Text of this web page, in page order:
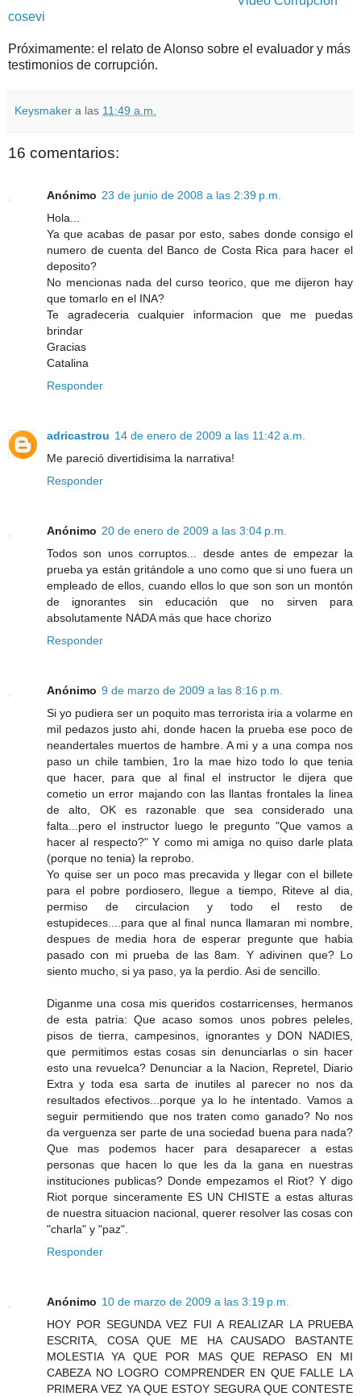
cosevi
Próximamente: el relato de Alonso sobre el evaluador y más
testimonios de corrupción.
Keysmaker a las 11:49 a.m.
16 comentarios:
Anónimo 23 de junio de 2008 a las 2:39 p.m.
Hola...
Ya que acabas de pasar por esto, sabes donde consigo el
numero de cuenta del Banco de Costa Rica para hacer el
deposito?
No mencionas nada del curso teorico, que me dijeron hay
que tomarlo en el INA?
Te agradeceria cualquier informacion que me puedas
brindar
Gracias
Catalina
Responder
adricastrou 14 de enero de 2009 a las 11:42 a.m.
Me pareció divertidisima la narrativa!
Responder
Anónimo 20 de enero de 2009 a las 3:04 p.m.
Todos son unos corruptos... desde antes de empezar la
prueba ya están gritándole a uno como que si uno fuera un
empleado de ellos, cuando ellos lo que son son un montón
de ignorantes sin educación que no sirven para
absolutamente NADA más que hace chorizo
Responder
Anónimo 9 de marzo de 2009 a las 8:16 p.m.
Si yo pudiera ser un poquito mas terrorista iria a volarme en
mil pedazos justo ahi, donde hacen la prueba ese poco de
neandertales muertos de hambre. A mi y a una compa nos
paso un chile tambien, 1ro la mae hizo todo lo que tenia
que hacer, para que al final el instructor le dijera que
cometio un error majando con las llantas frontales la linea
de alto, OK es razonable que sea considerado una
falta...pero el instructor luego le pregunto "Que vamos a
hacer al respecto?" Y como mi amiga no quiso darle plata
(porque no tenia) la reprobo.
Yo quise ser un poco mas precavida y llegar con el billete
para el pobre pordiosero, llegue a tiempo, Riteve al dia,
permiso de circulacion y todo el resto de
estupideces....para que al final nunca llamaran mi nombre,
despues de media hora de esperar pregunte que habia
pasado con mi prueba de las 8am. Y adivinen que? Lo
siento mucho, si ya paso, ya la perdio. Asi de sencillo.
Diganme una cosa mis queridos costarricenses, hermanos
de esta patria: Que acaso somos unos pobres peleles,
pisos de tierra, campesinos, ignorantes y DON NADIES,
que permitimos estas cosas sin denunciarlas o sin hacer
esto una revuelca? Denunciar a la Nacion, Repretel, Diario
Extra y toda esa sarta de inutiles al parecer no nos da
resultados efectivos...porque ya lo he intentado. Vamos a
seguir permitiendo que nos traten como ganado? No nos
da verguenza ser parte de una sociedad buena para nada?
Que mas podemos hacer para desaparecer a estas
personas que hacen lo que les da la gana en nuestras
instituciones publicas? Donde empezamos el Riot? Y digo
Riot porque sinceramente ES UN CHISTE a estas alturas
de nuestra situacion nacional, querer resolver las cosas con
"charla" y "paz".
Responder
Anónimo 10 de marzo de 2009 a las 3:19 p.m.
HOY POR SEGUNDA VEZ FUI A REALIZAR LA PRUEBA
ESCRITA, COSA QUE ME HA CAUSADO BASTANTE
MOLESTIA YA QUE POR MAS QUE REPASO EN MI
CABEZA NO LOGRO COMPRENDER EN QUE FALLE LA
PRIMERA VEZ YA QUE ESTOY SEGURA QUE CONTESTE